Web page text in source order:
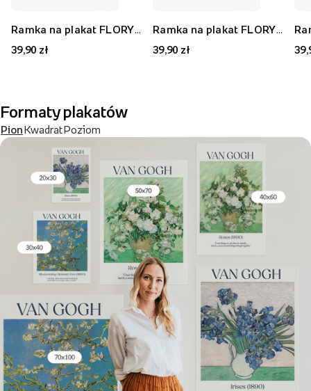
39,90 zł
39,90 zł
Formaty plakatów
PionKwadratPoziom